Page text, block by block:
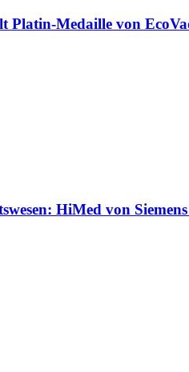
Platin-Medaille von
HiMed von